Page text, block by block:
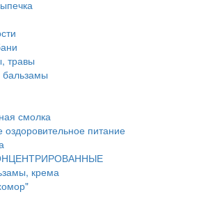
травы
бальзамы
смолка
питание
крема